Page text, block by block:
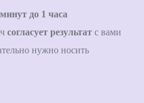
до 1 часа
согласует результат с вами
нужно носить